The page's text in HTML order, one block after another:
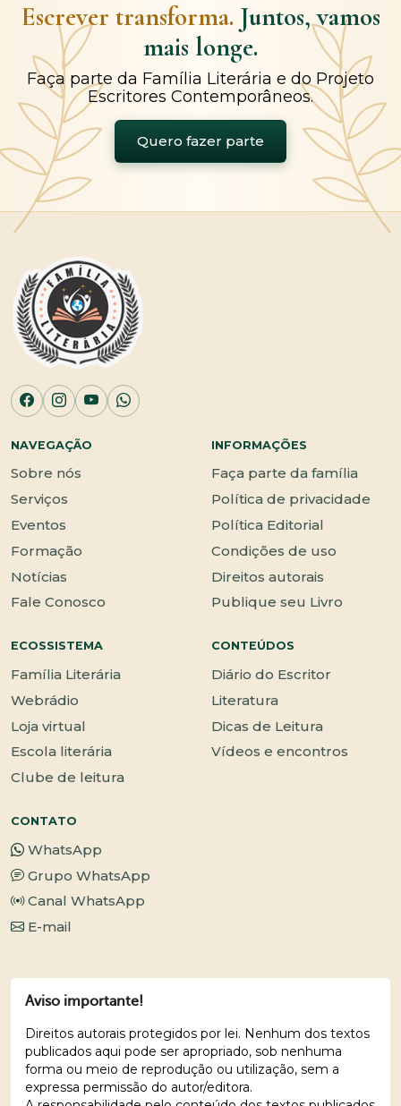
Escrever transforma. Juntos, vamos
mais longe.
Faça parte da Família Literária e do Projeto
Escritores Contemporâneos.
Quero fazer parte
NAVEGAÇÃO
Sobre nós
Serviços
Eventos
Formação
Notícias
Fale Conosco
INFORMAÇÕES
Faça parte da família
Política de privacidade
Política Editorial
Condições de uso
Direitos autorais
Publique seu Livro
ECOSSISTEMA
Família Literária
Webrádio
Loja virtual
Escola literária
Clube de leitura
CONTEÚDOS
Diário do Escritor
Literatura
Dicas de Leitura
Vídeos e encontros
CONTATO
WhatsApp
Grupo WhatsApp
Canal WhatsApp
E-mail
Aviso importante!
Direitos autorais protegidos por lei. Nenhum dos textos
publicados aqui pode ser apropriado, sob nenhuma
forma ou meio de reprodução ou utilização, sem a
expressa permissão do autor/editora.